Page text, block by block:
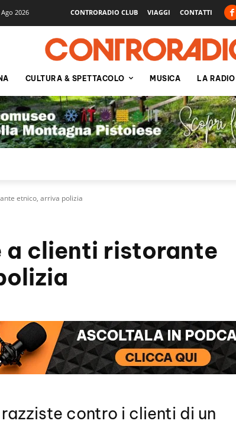
2026 CONTRORADIO CLUB VIAGGI CONTATTI
CULTURA & SPETTACOLO MUSICA LA RADIO
etnico, arriva polizia
a clienti ristorante
contro i clienti di un